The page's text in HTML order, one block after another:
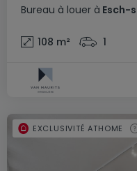
Bureau à louer à Esch-
108 m² 1
EXCLUSIVITÉ ATHOME